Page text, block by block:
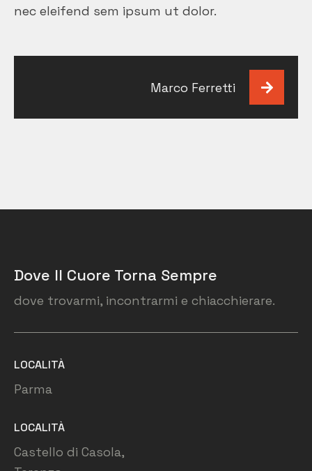
nec eleifend sem ipsum ut dolor.
Marco Ferretti
Dove Il Cuore Torna Sempre
dove trovarmi, incontrarmi e chiacchierare.
LOCALITÀ
Parma
LOCALITÀ
Castello di Casola,